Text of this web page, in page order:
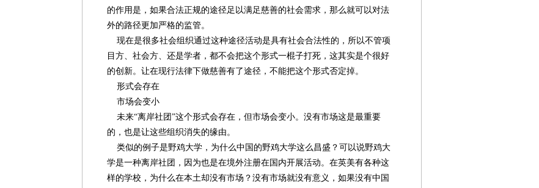
的作用是，如果合法正规的途径足以满足慈善的社会需求，那么就可以对法
外的路径更加严格的监管。
现在是很多社会组织通过这种途径活动是具有社会合法性的，所以不管项
目方、社会方、还是学者，都不会把这个形式一棍子打死，这其实是个很好
的创新。让在现行法律下做慈善有了途径，不能把这个形式否定掉。
形式会存在
市场会变小
未来“离岸社团”这个形式会存在，但市场会变小。没有市场这是最重要
的，也是让这些组织消失的缘由。
类似的例子是野鸡大学，为什么中国的野鸡大学这么昌盛？可以说野鸡大
学是一种离岸社团，因为也是在境外注册在国内开展活动。在英美有各种这
样的学校，为什么在本土却没有市场？没有市场就没有意义，如果没有中国